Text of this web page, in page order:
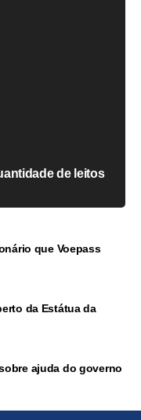
de leitos
que Voepass
da Estátua da
ajuda do governo